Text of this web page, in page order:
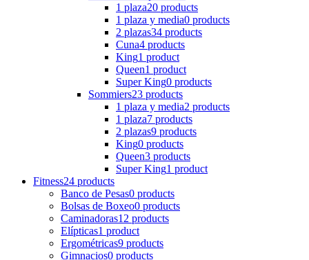
1 plaza20 products
1 plaza y media0 products
2 plazas34 products
Cuna4 products
King1 product
Queen1 product
Super King0 products
Sommiers23 products
1 plaza y media2 products
1 plaza7 products
2 plazas9 products
King0 products
Queen3 products
Super King1 product
Fitness24 products
Banco de Pesas0 products
Bolsas de Boxeo0 products
Caminadoras12 products
Elípticas1 product
Ergométricas9 products
Gimnacios0 products